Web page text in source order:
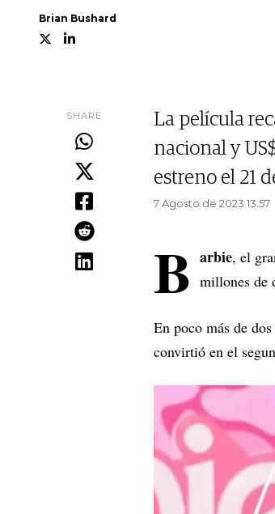
Brian Bushard
SHARE
La película
nacional y
estreno el 21
7 Agosto de 2023 13.57
B arbie, el
millones de
En poco más de
convirtió en el